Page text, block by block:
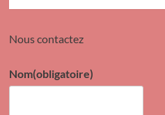
Nous contactez
Nom(obligatoire)